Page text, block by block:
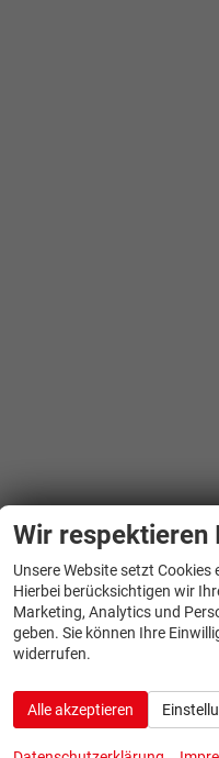
Wir respektieren
Unsere Website setzt
Hierbei berücksichtigen wir
Marketing, Analytics und
geben. Sie können Ihre
widerrufen.
Alle akzeptieren